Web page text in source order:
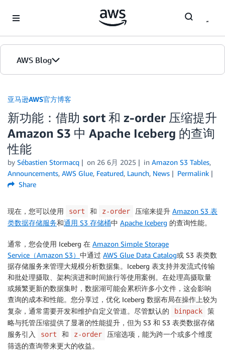
AWS Blog
首页
版本
亚马逊AWS官方博客
新功能：借助 sort 和 z-order 压缩提升
Amazon S3 中 Apache Iceberg 的查询
性能
by Sébastien Stormacq on 26 6月 2025 in Amazon S3 Tables,
Announcements, AWS Glue, Featured, Launch, News
Permalink
Share
现在，您可以使用 sort 和 z-order 压缩来提升 Amazon S3 表
类数据存储服务和通用 S3 存储桶中 Apache Iceberg 的查询性能。
通常，您会使用 Iceberg 在 Amazon Simple Storage
Service（Amazon S3） 中通过 AWS Glue Data Catalog或 S3 表类数
据存储服务来管理大规模分析数据集。Iceberg 表支持并发流式传输
和批处理摄取、架构演进和时间旅行等使用案例。在处理高摄取量
或频繁更新的数据集时，数据湖可能会累积许多小文件，这会影响
查询的成本和性能。您分享过，优化 Iceberg 数据布局在操作上较为
复杂，通常需要开发和维护自定义管道。尽管默认的
binpack
策
略与托管压缩提供了显著的性能提升，但为 S3 和 S3 表类数据存储
服务引入
sort 和 z-order
压缩选项，能为跨一个或多个维度
筛选的查询带来更大的收益。